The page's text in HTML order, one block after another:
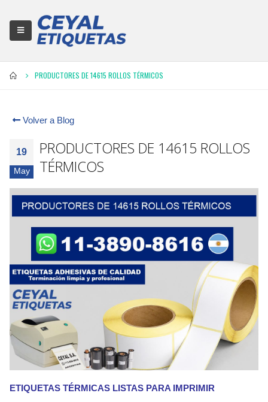
PRODUCTORES DE 14615 ROLLOS TÉRMICOS
Volver a Blog
19
May
PRODUCTORES DE 14615 ROLLOS
TÉRMICOS
ETIQUETAS TÉRMICAS LISTAS PARA IMPRIMIR